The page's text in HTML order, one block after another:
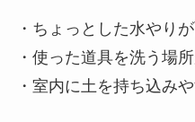
・ちょっとした水やり
・使った道具を洗う場
・室内に土を持ち込み